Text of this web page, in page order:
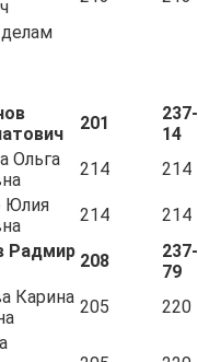
201
14
Ольга
214 214
Юлия
214 214
Радмир 208
79
Карина 205 220